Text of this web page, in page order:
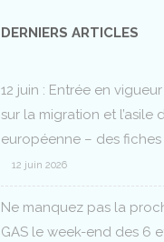
DERNIERS ARTICLES
12 juin : Entrée en
sur la migration et l’asile
européenne – des
12 juin 2026
Ne manquez pas la
GAS le week-end des 6